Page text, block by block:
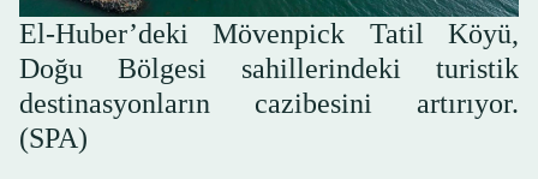
El-Huber’deki Mövenpick Tatil Köyü,
Doğu Bölgesi sahillerindeki turistik
destinasyonların cazibesini artırıyor.
(SPA)